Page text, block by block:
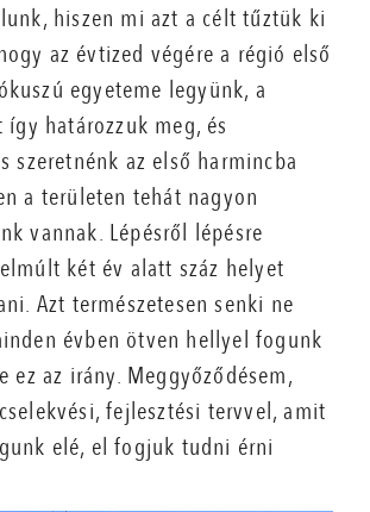
hiszen mi azt a célt tűztük ki
az évtized végére a régió első
egyeteme legyünk, a
határozzuk meg, és
szeretnénk az első harmincba
a területen tehát nagyon
vannak. Lépésről lépésre
két év alatt száz helyet
Azt természetesen senki ne
évben ötven hellyel fogunk
ez az irány. Meggyőződésem,
fejlesztési tervvel, amit
elé, el fogjuk tudni érni